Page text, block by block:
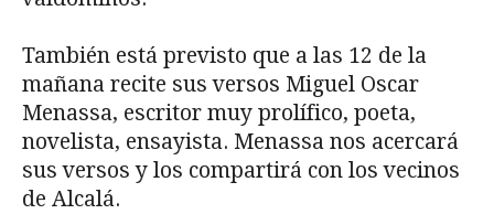
También está previsto que a las 12 de la
mañana recite sus versos Miguel Oscar
Menassa, escritor muy prolífico, poeta,
novelista, ensayista. Menassa nos acercará
sus versos y los compartirá con los vecinos
de Alcalá.